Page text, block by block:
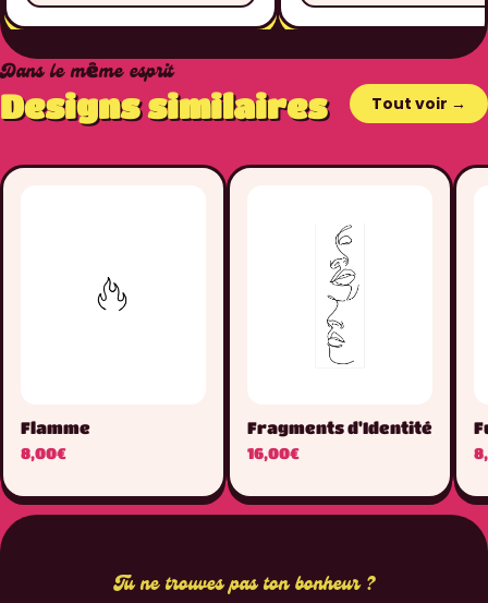
Dans le même esprit
Designs similaires Tout voir →
Flamme
8,00€
Fragments d'Identité
16,00€
Tu ne trouves pas ton bonheur ?